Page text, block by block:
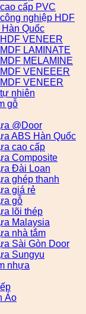
cấp PVC
nghiệp HDF
Quốc
VENEER
LAMINATE
MELAMINE
VENEEER
VENEER
nhiên
gỗ
@Door
ABS Hàn Quốc
cao cấp
Composite
Đài Loan
ghép thanh
giá rẻ
gỗ
lõi thép
Malaysia
nhà tắm
Sài Gòn Door
Sungyu
nhựa
Áo